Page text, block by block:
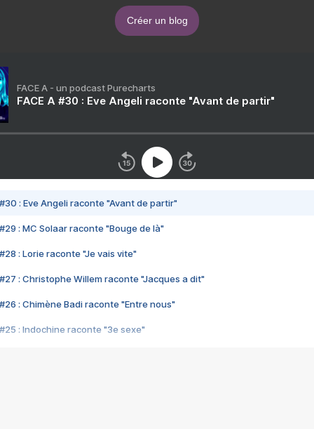
Créer un blog
FACE A - un podcast Purecharts
FACE A #30 : Eve Angeli raconte "Avant de partir"
#30 : Eve Angeli raconte "Avant de partir"
#29 : MC Solaar raconte "Bouge de là"
#28 : Lorie raconte "Je vais vite"
#27 : Christophe Willem raconte "Jacques a dit"
#26 : Chimène Badi raconte "Entre nous"
#25 : Indochine raconte "3e sexe"